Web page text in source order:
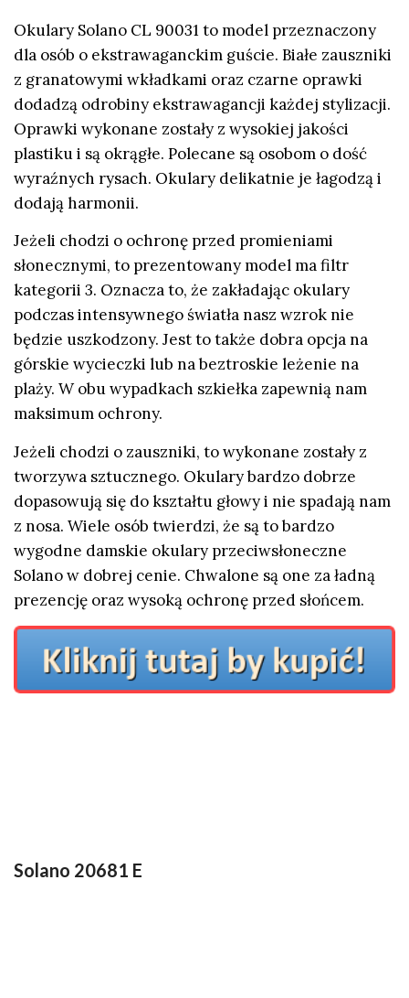
Okulary Solano CL 90031 to model przeznaczony
dla osób o ekstrawaganckim guście. Białe zauszniki
z granatowymi wkładkami oraz czarne oprawki
dodadzą odrobiny ekstrawagancji każdej stylizacji.
Oprawki wykonane zostały z wysokiej jakości
plastiku i są okrągłe. Polecane są osobom o dość
wyraźnych rysach. Okulary delikatnie je łagodzą i
dodają harmonii.
Jeżeli chodzi o ochronę przed promieniami
słonecznymi, to prezentowany model ma filtr
kategorii 3. Oznacza to, że zakładając okulary
podczas intensywnego światła nasz wzrok nie
będzie uszkodzony. Jest to także dobra opcja na
górskie wycieczki lub na beztroskie leżenie na
plaży. W obu wypadkach szkiełka zapewnią nam
maksimum ochrony.
Jeżeli chodzi o zauszniki, to wykonane zostały z
tworzywa sztucznego. Okulary bardzo dobrze
dopasowują się do kształtu głowy i nie spadają nam
z nosa. Wiele osób twierdzi, że są to bardzo
wygodne damskie okulary przeciwsłoneczne
Solano w dobrej cenie. Chwalone są one za ładną
prezencję oraz wysoką ochronę przed słońcem.
Solano 20681 E